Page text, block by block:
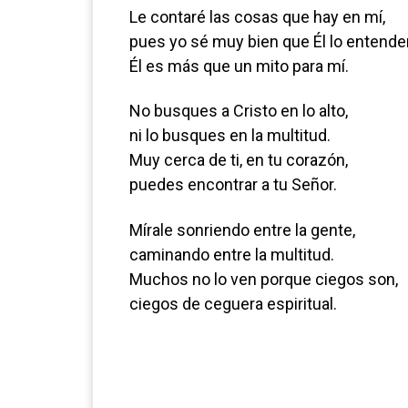
Le contaré las cosas que hay en mí,
pues yo sé muy bien que Él lo
Él es más que un mito para mí.
No busques a Cristo en lo alto,
ni lo busques en la multitud.
Muy cerca de ti, en tu corazón,
puedes encontrar a tu Señor.
Mírale sonriendo entre la gente,
caminando entre la multitud.
Muchos no lo ven porque ciegos son,
ciegos de ceguera espiritual.